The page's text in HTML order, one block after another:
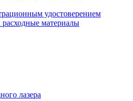
удостоверением
материалы
лазера